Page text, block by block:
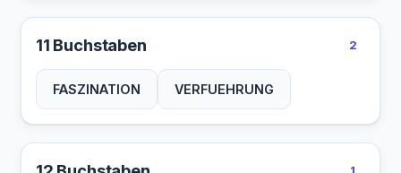
11 Buchstaben 2
FASZINATION VERFUEHRUNG
1